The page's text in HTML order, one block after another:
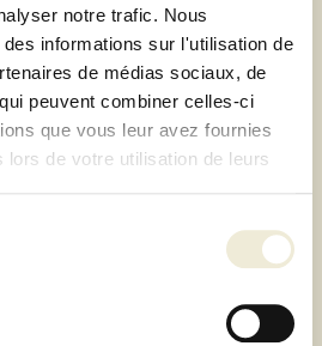
notre trafic. Nous
informations sur l'utilisation de
de médias sociaux, de
peuvent combiner celles-ci
que vous leur avez fournies
lors de votre utilisation de leurs
secondes, vous pouvez
Les modèles sont conçus pour
certains pouvant durer
seule charge, vous permettant
sans interruption.
par son engagement
du bioéthanol, un